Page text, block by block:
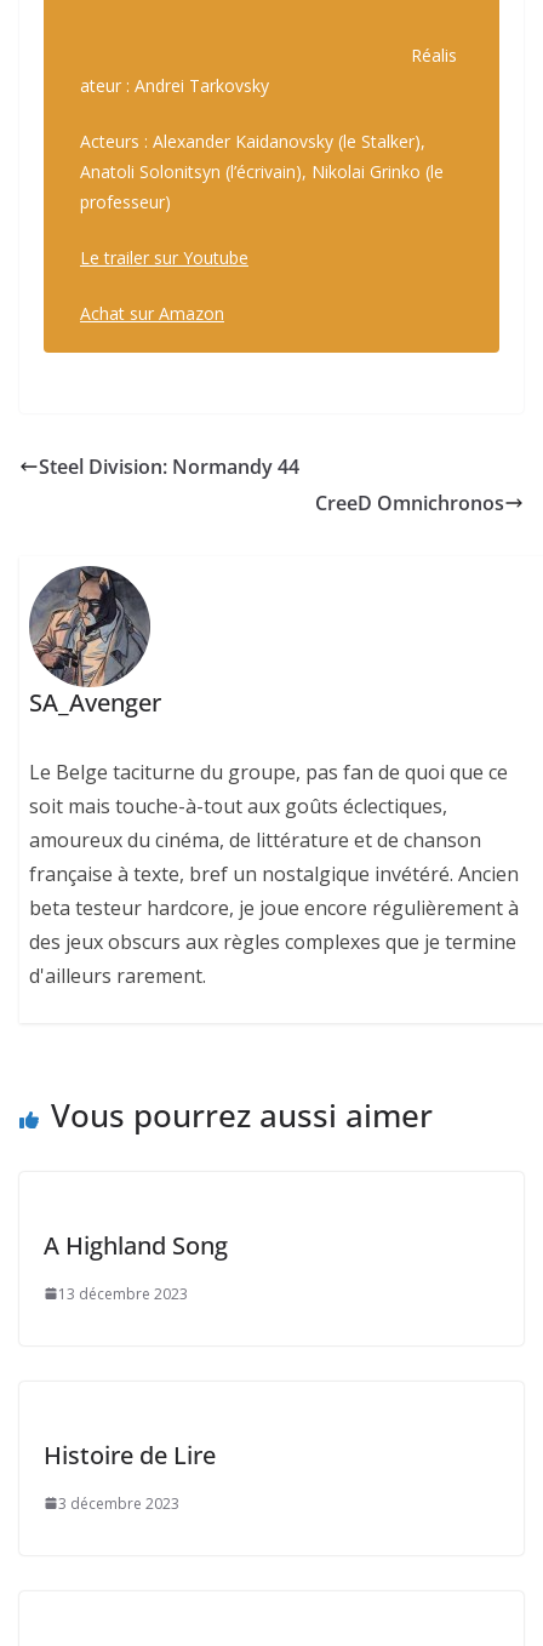
Réalis
ateur : Andrei Tarkovsky
Acteurs : Alexander Kaidanovsky (le Stalker),
Anatoli Solonitsyn (l’écrivain), Nikolai Grinko (le
professeur)
Le trailer sur Youtube
Achat sur Amazon
Steel Division: Normandy 44
CreeD Omnichronos
SA_Avenger
Le Belge taciturne du groupe, pas fan de quoi que ce
soit mais touche-à-tout aux goûts éclectiques,
amoureux du cinéma, de littérature et de chanson
française à texte, bref un nostalgique invétéré. Ancien
beta testeur hardcore, je joue encore régulièrement à
des jeux obscurs aux règles complexes que je termine
d'ailleurs rarement.
Vous pourrez aussi aimer
A Highland Song
13 décembre 2023
Histoire de Lire
3 décembre 2023